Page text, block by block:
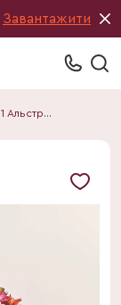
Завантажити
Букет 51 Альстромерія Мікс F770